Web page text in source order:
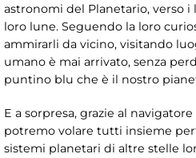
astronomi del Planetario, verso
loro lune. Seguendo la loro
ammirarli da vicino, visitando
umano è mai arrivato, senza
puntino blu che è il nostro
E a sorpresa, grazie al
potremo volare tutti insieme
sistemi planetari di altre stelle